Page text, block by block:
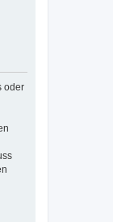
oder